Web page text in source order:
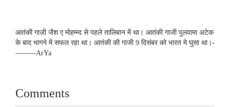
आतंकी गाज़ी जैश ए मोहम्म्द से पहले तालिबान में था। आतंकी गाजी पुलवामा अटेक
के बाद भागने में सफल रहा था। आतंकी की गाजी 9 दिसंबर को भारत मे घुसा था।-
--------ArYa
Comments